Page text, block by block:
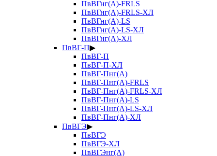
ПвВГнг(А)-FRLS
ПвВГнг(А)-FRLS-ХЛ
ПвВГнг(А)-LS
ПвВГнг(А)-LS-ХЛ
ПвВГнг(А)-ХЛ
ПвВГ-П▶
ПвВГ-П
ПвВГ-П-ХЛ
ПвВГ-Пнг(А)
ПвВГ-Пнг(А)-FRLS
ПвВГ-Пнг(А)-FRLS-ХЛ
ПвВГ-Пнг(А)-LS
ПвВГ-Пнг(А)-LS-ХЛ
ПвВГ-Пнг(А)-ХЛ
ПвВГЭ▶
ПвВГЭ
ПвВГЭ-ХЛ
ПвВГЭнг(А)